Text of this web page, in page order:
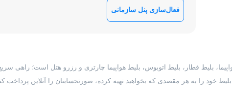
فعال‌سازی پنل سازمانی
بلیط قطار، بلیط اتوبوس، بلیط هواپیما چارتری و رزرو هتل است؛ راهی
بلیط خود را به هر مقصدی که بخواهید تهیه کرده، صورتحسابتان را آنلاین پرداخت